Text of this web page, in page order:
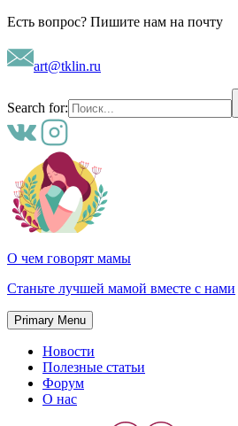
Skip
content
Есть вопрос? Пишите нам на почту
art@tklin.ru
Search for:
О чем говорят мамы
Станьте лучшей мамой вместе с нами
Primary Menu
Новости
Полезные статьи
Форум
О нас